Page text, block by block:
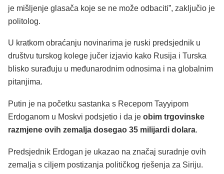
je mišljenje glasača koje se ne može odbaciti”, zaključio je
politolog.
U kratkom obraćanju novinarima je ruski predsjednik u
društvu turskog kolege jučer izjavio kako Rusija i Turska
blisko surađuju u međunarodnim odnosima i na globalnim
pitanjima.
Putin je na početku sastanka s Recepom Tayyipom
Erdoganom u Moskvi podsjetio i da je obim trgovinske
razmjene ovih zemalja dosegao 35 milijardi dolara.
Predsjednik Erdogan je ukazao na značaj suradnje ovih
zemalja s ciljem postizanja političkog rješenja za Siriju.